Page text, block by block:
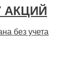
АКЦИЙ
без учета